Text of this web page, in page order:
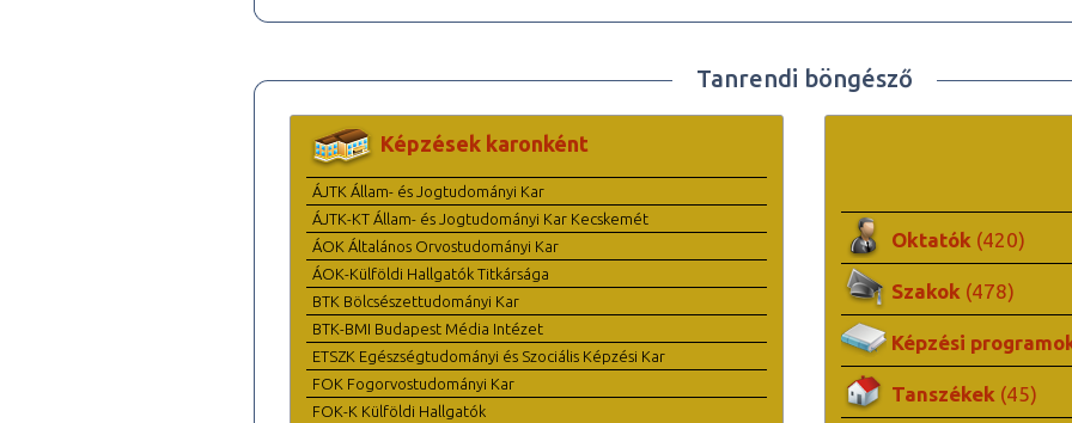
Tanrendi böngésző
Képzések karonként
ÁJTK Állam- és Jogtudományi Kar
ÁJTK-KT Állam- és Jogtudományi Kar Kecskemét
ÁOK Általános Orvostudományi Kar
ÁOK-Külföldi Hallgatók Titkársága
BTK Bölcsészettudományi Kar
BTK-BMI Budapest Média Intézet
ETSZK Egészségtudományi és Szociális Képzési Kar
FOK Fogorvostudományi Kar
FOK-K Külföldi Hallgatók
Oktatók (420)
Szakok (478)
Képzési
Tanszékek (45)